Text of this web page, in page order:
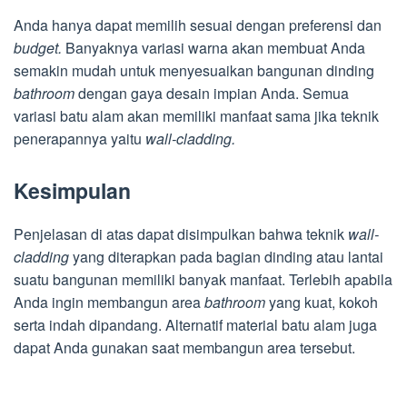
Anda hanya dapat memilih sesuai dengan preferensi dan
budget. Banyaknya variasi warna akan membuat Anda
semakin mudah untuk menyesuaikan bangunan dinding
bathroomdengan gaya desain impian Anda. Semua
variasi batu alam akan memiliki manfaat sama jika teknik
penerapannya yaitu wall-cladding.
Kesimpulan
Penjelasan di atas dapat disimpulkan bahwa teknik wall-
claddingyang diterapkan pada bagian dinding atau lantai
suatu bangunan memiliki banyak manfaat. Terlebih apabila
Anda ingin membangun areabathroomyang kuat, kokoh
serta indah dipandang. Alternatif material batu alam juga
dapat Anda gunakan saat membangun area tersebut.